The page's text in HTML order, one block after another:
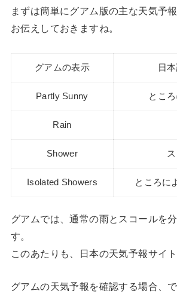
まずは簡単にグアム版の主な天気予
お伝えしておきますね。
グアムの表示 日
Partly Sunny とこ
Rain
Shower
Isolated Showers ところに
グアムでは、通常の雨とスコールを
す。
このあたりも、日本の天気予報サイ
グアムの天気予報を確認する場合、